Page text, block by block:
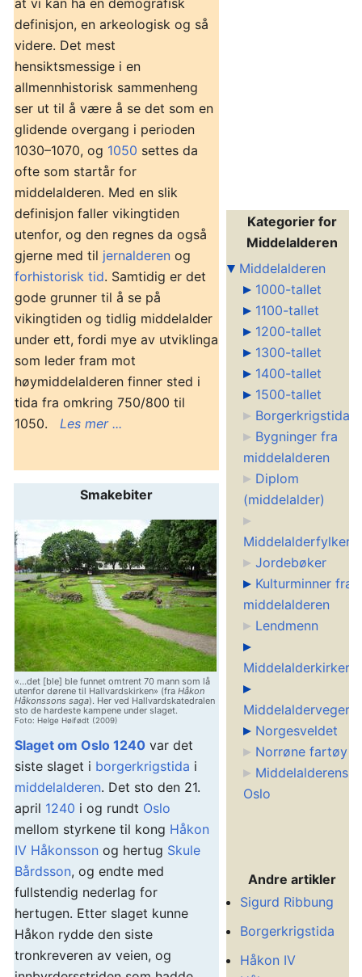
definisjon, en arkeologisk og så
videre. Det mest
hensiktsmessige i en
allmennhistorisk sammenheng
ser ut til å være å se det som en
glidende overgang i perioden
1030–1070, og 1050 settes da
ofte som startår for
middelalderen. Med en slik
definisjon faller vikingtiden
utenfor, og den regnes da også
gjerne med til jernalderen og
forhistorisk tid. Samtidig er det
gode grunner til å se på
vikingtiden og tidlig middelalder
under ett, fordi mye av utviklinga
som leder fram mot
høymiddelalderen finner sted i
tida fra omkring 750/800 til
1050. Les mer ...
Smakebiter
«...det [ble] ble funnet omtrent 70 mann som lå
utenfor dørene til Hallvardskirken» (fra Håkon
Håkonssons saga). Her ved Hallvardskatedralen
sto de hardeste kampene under slaget.
Foto: Helge Høifødt (2009)
Slaget om Oslo 1240 var det
siste slaget i borgerkrigstida i
middelalderen. Det sto den 21.
april 1240 i og rundt Oslo
mellom styrkene til kong Håkon
IV Håkonsson og hertug Skule
Bårdsson, og endte med
fullstendig nederlag for
hertugen. Etter slaget kunne
Håkon rydde den siste
tronkreveren av veien, og
Kategorier for
Middelalderen
Middelalderen
1000-tallet
1100-tallet
1200-tallet
1300-tallet
1400-tallet
1500-tallet
Borgerkrigstida
Bygninger fra
middelalderen
Diplom
(middelalder)
Middelalderfylker
Jordebøker
Kulturminner fra
middelalderen
Lendmenn
Middelalderkirker
Middelalderveger
Norgesveldet
Norrøne fartøy
Middelalderens
Oslo
Andre artikler
Sigurd Ribbung
Borgerkrigstida
Håkon IV